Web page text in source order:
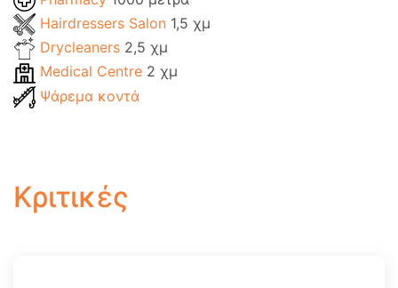
Hairdressers Salon 1,5 χμ
Drycleaners 2,5 χμ
Medical Centre 2 χμ
Ψάρεμα κοντά
Κριτικές